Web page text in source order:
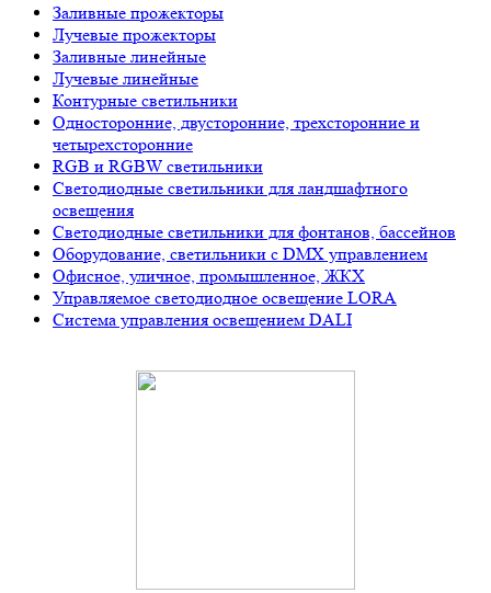
Заливные прожекторы
Лучевые прожекторы
Заливные линейные
Лучевые линейные
Контурные светильники
Односторонние, двусторонние, трехсторонние и
четырехсторонние
RGB и RGBW светильники
Светодиодные светильники для ландшафтного
освещения
Светодиодные светильники для фонтанов, бассейнов
Оборудование, светильники с DMX управлением
Офисное, уличное, промышленное, ЖКХ
Управляемое светодиодное освещение LORA
Система управления освещением DALI